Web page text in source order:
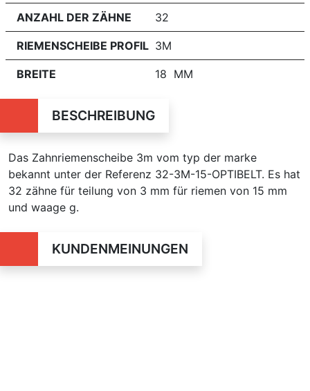
ANZAHL DER ZÄHNE 32
RIEMENSCHEIBE PROFIL 3M
BREITE 18 MM
BESCHREIBUNG
Das Zahnriemenscheibe 3m vom typ der marke
bekannt unter der Referenz 32-3M-15-OPTIBELT. Es hat
32 zähne für teilung von 3 mm für riemen von 15 mm
und waage g.
KUNDENMEINUNGEN